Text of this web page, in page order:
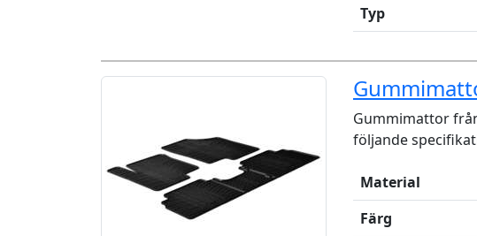
Typ
Gummimattor
följande
Material
Färg